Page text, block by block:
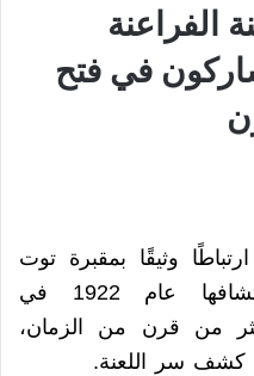
الفراعنة
في فتح
وثيقًا بمقبرة توت
عنخ آمون، التي تم اكتشافها عام 1922 في
من قرن من الزمان،
كشف سر اللعنة.